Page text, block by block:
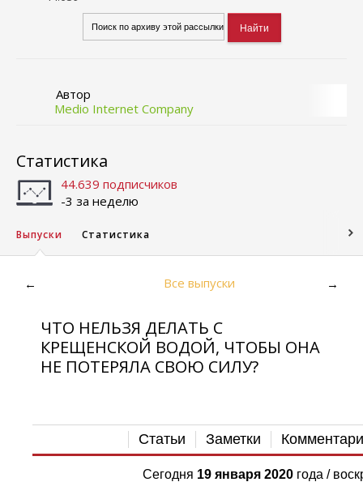
Автор
Medio Internet Company
Статистика
44.639 подписчиков
-3 за неделю
Выпуски Статистика
← Все выпуски →
ЧТО НЕЛЬЗЯ ДЕЛАТЬ С
КРЕЩЕНСКОЙ ВОДОЙ, ЧТОБЫ ОНА
НЕ ПОТЕРЯЛА СВОЮ СИЛУ?
Статьи Заметки
Сегодня 19 января 2020года /